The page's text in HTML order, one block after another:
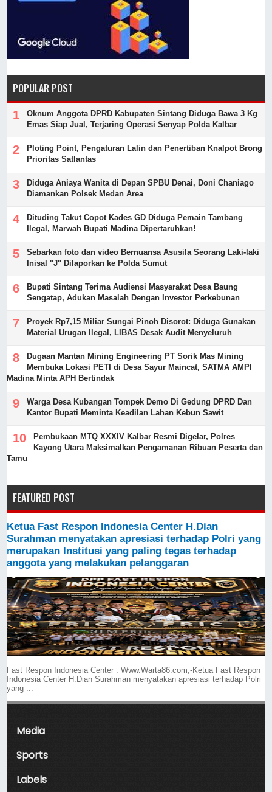
POPULAR POST
Oknum Anggota DPRD Kabupaten Sintang Diduga Bawa 3 Kg
Emas Siap Jual, Terjaring Operasi Senyap Polda Kalbar
Ploting Point, Pengaturan Lalin dan Penertiban Knalpot Brong
Prioritas Satlantas
Diduga Aniaya Wanita di Depan SPBU Denai, Doni Chaniago
Diamankan Polsek Medan Area
Dituding Takut Copot Kades GD Diduga Pemain Tambang
Ilegal, Marwah Bupati Madina Dipertaruhkan!
Sebarkan foto dan video Bernuansa Asusila Seorang Laki-laki
Inisal "J" Dilaporkan ke Polda Sumut
Bupati Sintang Terima Audiensi Masyarakat Desa Baung
Sengatap, Adukan Masalah Dengan Investor Perkebunan
Proyek Rp7,15 Miliar Sungai Pinoh Disorot: Diduga Gunakan
Material Urugan Ilegal, LIBAS Desak Audit Menyeluruh
Dugaan Mantan Mining Engineering PT Sorik Mas Mining
Membuka Lokasi PETI di Desa Sayur Maincat, SATMA AMPI
Madina Minta APH Bertindak
Warga Desa Kubangan Tompek Demo Di Gedung DPRD Dan
Kantor Bupati Meminta Keadilan Lahan Kebun Sawit
Pembukaan MTQ XXXIV Kalbar Resmi Digelar, Polres
Kayong Utara Maksimalkan Pengamanan Ribuan Peserta dan
Tamu
FEATURED POST
Ketua Fast Respon Indonesia Center H.Dian
Surahman menyatakan apresiasi terhadap Polri yang
merupakan Institusi yang paling tegas terhadap
anggota yang melakukan pelanggaran
Fast Respon Indonesia Center . Www.Warta86.com,-Ketua Fast Respon
Indonesia Center H.Dian Surahman menyatakan apresiasi terhadap Polri
yang ...
Media
Sports
Labels